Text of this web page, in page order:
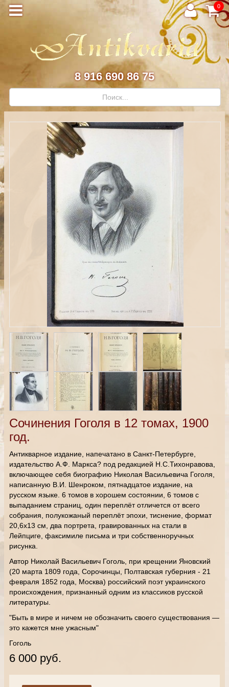
0
8 916 690 86 75
Сочинения Гоголя в 12 томах, 1900
год.
Антикварное издание, напечатано в Санкт-Петербурге,
издательство А.Ф. Маркса? под редакцией Н.С.Тихонравова,
включающее себя биографию Николая Васильевича Гоголя,
написанную В.И. Шенроком, пятнадцатое издание, на
русском языке. 6 томов в хорошем состоянии, 6 томов с
выпаданием страниц, один переплёт отличется от всего
собрания, полукожаный переплёт эпохи, тиснение, формат
20,6х13 см, два портрета, гравированных на стали в
Лейпциге, факсимиле письма и три собственноручных
рисунка.
Автор Николай Васильевич Гоголь, при крещении Яновский
(20 марта 1809 года, Сорочинцы, Полтавская губерния - 21
февраля 1852 года, Москва) российский поэт украинского
происхождения, признанный одним из классиков русской
литературы.
"Быть в мире и ничем не обозначить своего существования —
это кажется мне ужасным"
Гоголь
6 000 руб.